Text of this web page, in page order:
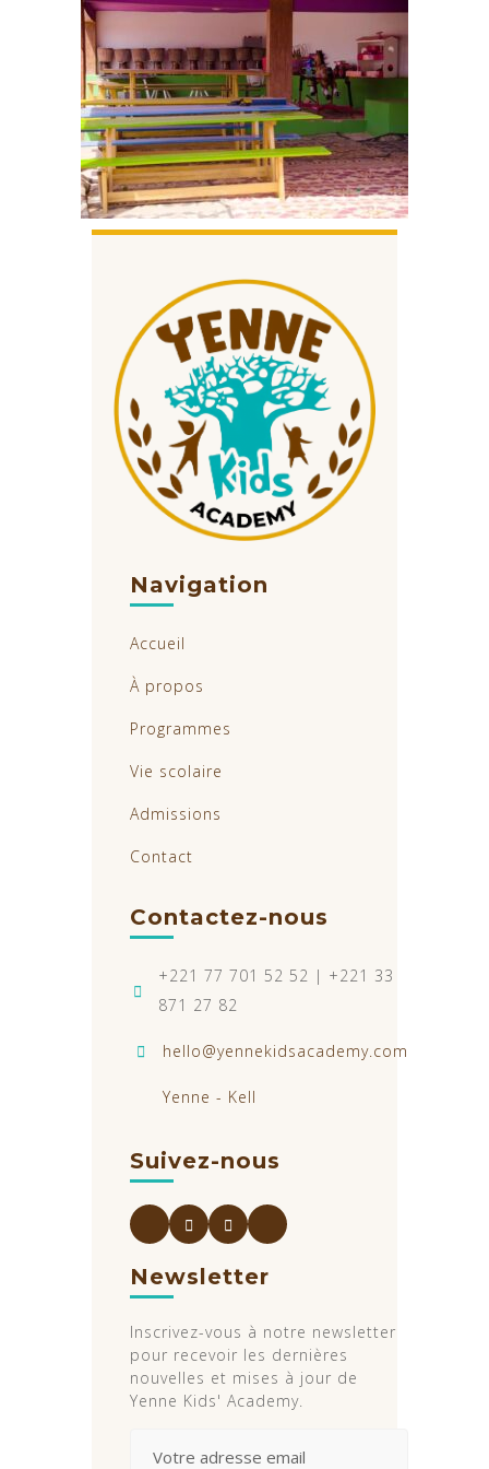
Navigation
Accueil
À propos
Programmes
Vie scolaire
Admissions
Contact
Contactez-nous
+221 77 701 52 52 | +221 33
871 27 82
hello@yennekidsacademy.com
Yenne - Kell
Suivez-nous
Newsletter
Inscrivez-vous à notre newsletter
pour recevoir les dernières
nouvelles et mises à jour de
Yenne Kids' Academy.